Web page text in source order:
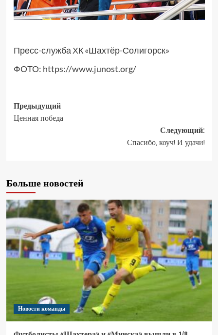
Пресс-служба ХК «Шахтёр-Солигорск»
ФОТО: https://www.junost.org/
Предыдущий
Ценная победа
Следующий:
Спасибо, коуч! И удачи!
Больше новостей
Новости команды